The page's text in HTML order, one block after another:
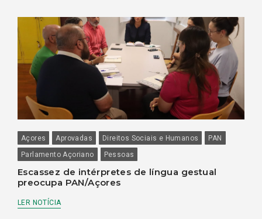
Açores Aprovadas Direitos Sociais e Humanos
PAN
Parlamento Açoriano
Pessoas
Escassez de intérpretes de língua gestual
preocupa PAN/Açores
LER NOTÍCIA